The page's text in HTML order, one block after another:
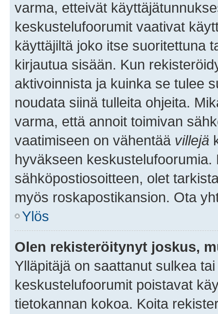
varma, etteivät
keskustelufoorumit vaativat
käyttäjiltä joko itse suoritettuna
kirjautua sisään. Kun
aktivoinnista ja kuinka se tulee
noudata siinä tulleita ohjeita.
varma, että annoit toimivan
vaatimiseen on vähentää villejä
hyväkseen
sähköpostiosoitteen, olet
myös roskapostikansion. Ota
Ylös
Olen rekisteröitynyt joskus,
Ylläpitäjä on saattanut sulkea
keskustelufoorumit poistavat
tietokannan kokoa. Koita